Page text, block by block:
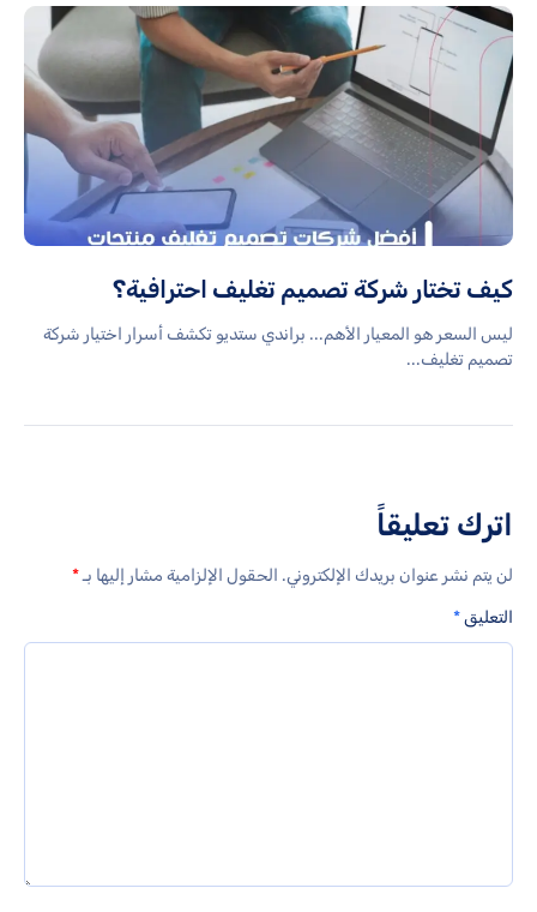
كيف تختار شركة تصميم تغليف احترافية؟
ليس السعر هو المعيار الأهم... براندي ستديو تكشف أسرار اختيار شركة
تصميم تغليف...
اترك تعليقاً
لن يتم نشر عنوان بريدك الإلكتروني. الحقول الإلزامية مشار إليها بـ*
التعليق*